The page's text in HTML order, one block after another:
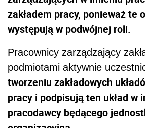
zakładem pracy, ponieważ te
występują w podwójnej roli.
Pracownicy zarządzający
podmiotami aktywnie
tworzeniu zakładowych
pracy i podpisują ten układ w
pracodawcy będącego